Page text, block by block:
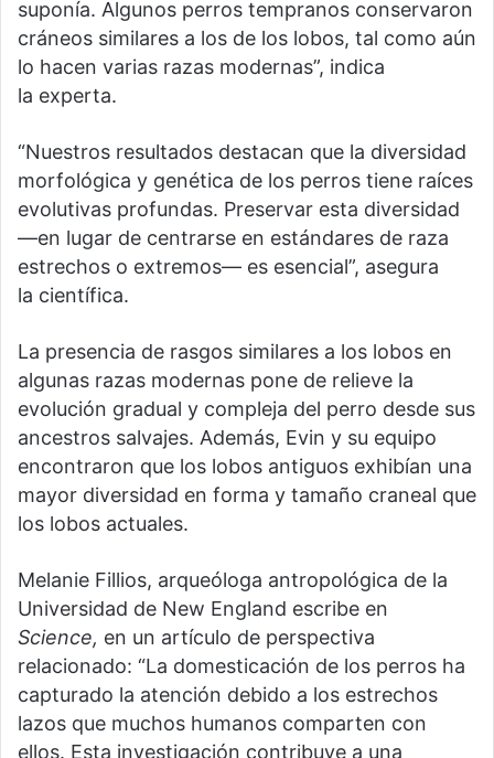
suponía. Algunos perros tempranos conservaron
cráneos similares a los de los lobos, tal como aún
lo hacen varias razas modernas”, indica
la experta.
“Nuestros resultados destacan que la diversidad
morfológica y genética de los perros tiene raíces
evolutivas profundas. Preservar esta diversidad
—en lugar de centrarse en estándares de raza
estrechos o extremos— es esencial”, asegura
la científica.
La presencia de rasgos similares a los lobos en
algunas razas modernas pone de relieve la
evolución gradual y compleja del perro desde sus
ancestros salvajes. Además, Evin y su equipo
encontraron que los lobos antiguos exhibían una
mayor diversidad en forma y tamaño craneal que
los lobos actuales.
Melanie Fillios, arqueóloga antropológica de la
Universidad de New England escribe en
Science, en un artículo de perspectiva
relacionado: “La domesticación de los perros ha
capturado la atención debido a los estrechos
lazos que muchos humanos comparten con
ellos. Esta investigación contribuye a una